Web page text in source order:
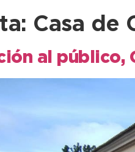
Casa de
al público,